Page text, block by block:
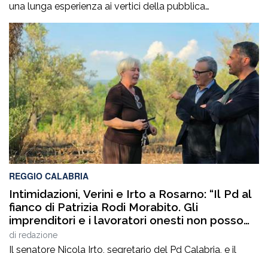
una lunga esperienza ai vertici della pubblica
amministrazione e della gestione delle infrastrutture in
Calabria ed in Sicilia. È stato Vice Direttore regionale
Anas Sicilia, Capo Compartimento Anas Calabria,
Direttore generale della Regione Calabria e Direttore
generale della ItalConsult Spa, […]
REGGIO CALABRIA
Intimidazioni, Verini e Irto a Rosarno: “Il Pd al
fianco di Patrizia Rodi Morabito. Gli
imprenditori e i lavoratori onesti non posso
essere lasciati da soli”
di redazione
Il senatore Nicola Irto, segretario del Pd Calabria, e il